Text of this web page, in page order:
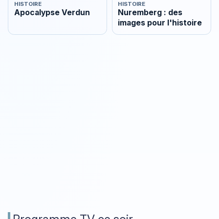
HISTOIRE
Apocalypse Verdun
HISTOIRE
Nuremberg : des
images pour l'histoire